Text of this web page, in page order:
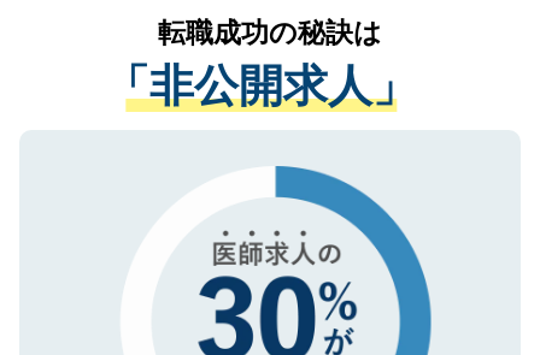
は、個人情報の取り扱いについての厳密な
管理基準を満たした事業者のみに付与され
る、プライバシーマークを取得済みです。
で、機密保持に関してもご安心ください。
かがいして、現在の医療機関の状況や紹介
経験をまじえながら、適切なアドバイスを
させていただきます。すぐにご転職をされ
ない方には、長期的なサポートが可能です
ので、まずはご登録ください。
転職成功の秘訣は
「非公開求人」